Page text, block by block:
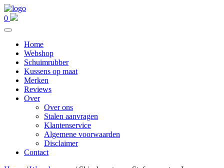
0
Home
Webshop
Schuimrubber
Kussens op maat
Merken
Reviews
Over
Over ons
Stalen aanvragen
Klantenservice
Algemene voorwaarden
Disclaimer
Contact